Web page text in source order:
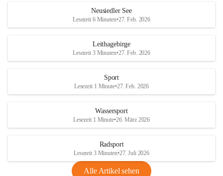
S
und den daraus folgenden wirtschaftlichen
Maßnahmen zur Bekämpfung
Rebe und der Amerikanischen
Anhang VBl. EU Nr. 18
1 Seite•1,4 MB
VBl. EU Nr. 18_2026
r
S
Neusiedler See
Lesezeit 6 Minuten•27. Feb. 2026
Leithagebirge
Lesezeit 3 Minuten•27. Feb. 2026
Sport
Lesezeit 1 Minute•27. Feb. 2026
Wassersport
Lesezeit 1 Minute•26. März 2026
Radsport
Lesezeit 3 Minuten•27. Juli 2026
Alle Artikel sehen